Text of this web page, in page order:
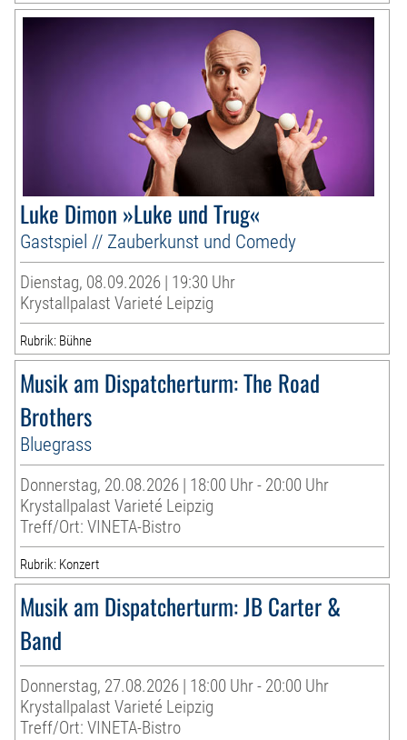
Luke Dimon »Luke und Trug«
Gastspiel // Zauberkunst und Comedy
Dienstag, 08.09.2026 | 19:30 Uhr
Krystallpalast Varieté Leipzig
Rubrik: Bühne
Musik am Dispatcherturm: The Road
Brothers
Bluegrass
Donnerstag, 20.08.2026 | 18:00 Uhr - 20:00 Uhr
Krystallpalast Varieté Leipzig
Treff/Ort: VINETA-Bistro
Rubrik: Konzert
Musik am Dispatcherturm: JB Carter &
Band
Donnerstag, 27.08.2026 | 18:00 Uhr - 20:00 Uhr
Krystallpalast Varieté Leipzig
Treff/Ort: VINETA-Bistro